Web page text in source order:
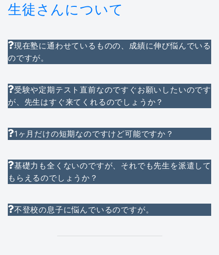
生徒さんについて
現在塾に通わせているものの、成績に伸び悩んでいる
のですが。
受験や定期テスト直前なのですぐお願いしたいのです
が、先生はすぐ来てくれるのでしょうか？
1ヶ月だけの短期なのですけど可能ですか？
基礎力も全くないのですが、それでも先生を派遣して
もらえるのでしょうか？
不登校の息子に悩んでいるのですが。